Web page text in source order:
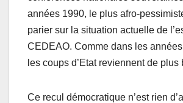
années 1990, le plus afro-
parier sur la situation actuelle de
CEDEAO. Comme dans les
les coups d’Etat reviennent de plus
Ce recul démocratique n’est rien